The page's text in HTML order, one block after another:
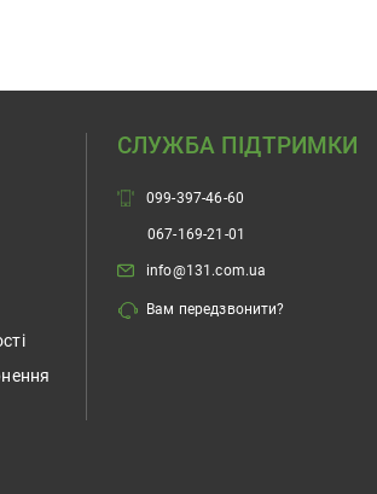
СЛУЖБА ПІДТРИМКИ
099-397-46-60
067-169-21-01
info@131.com.ua
Вам передзвонити?